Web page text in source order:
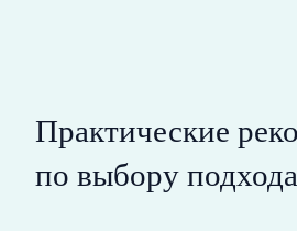
Практические
по выбору подхода